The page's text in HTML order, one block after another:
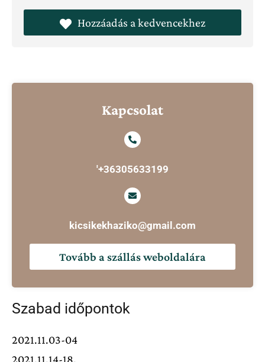
Hozzáadás a kedvencekhez
Kapcsolat
'+36305633199
kicsikekhaziko@gmail.com
Tovább a szállás weboldalára
Szabad időpontok
2021.11.03-04
2021.11.14-18.